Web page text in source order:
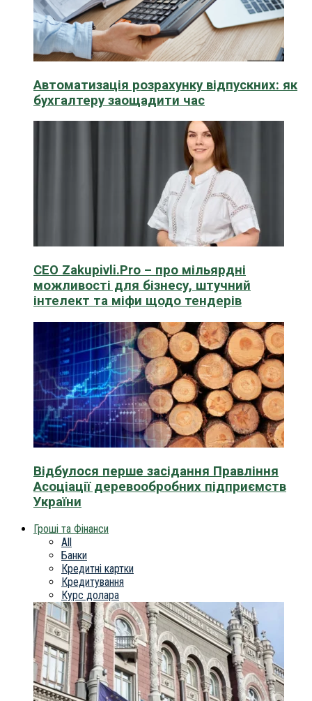
Автоматизація розрахунку відпускних: як
бухгалтеру заощадити час
CEO Zakupivli.Pro – про мільярдні
можливості для бізнесу, штучний
інтелект та міфи щодо тендерів
Відбулося перше засідання Правління
Асоціації деревообробних підприємств
України
Гроші та Фінанси
All
Банки
Кредитні картки
Кредитування
Курс долара